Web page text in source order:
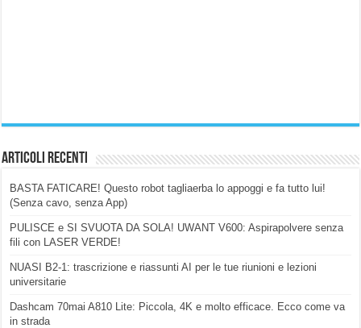
Articoli Recenti
BASTA FATICARE! Questo robot tagliaerba lo appoggi e fa tutto lui!
(Senza cavo, senza App)
PULISCE e SI SVUOTA DA SOLA! UWANT V600: Aspirapolvere senza
fili con LASER VERDE!
NUASI B2-1: trascrizione e riassunti AI per le tue riunioni e lezioni
universitarie
Dashcam 70mai A810 Lite: Piccola, 4K e molto efficace. Ecco come va
in strada